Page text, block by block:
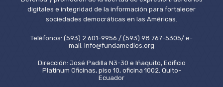
digitales e integridad de la información para fortalecer
sociedades democráticas en las Américas.
Teléfonos: (593) 2 601-9956 / (593) 98 767-5305/ e-
mail: info@fundamedios.org
Dirección: José Padilla N3-30 e Iñaquito, Edificio
Platinum Oficinas, piso 10, oficina 1002. Quito-
Ecuador